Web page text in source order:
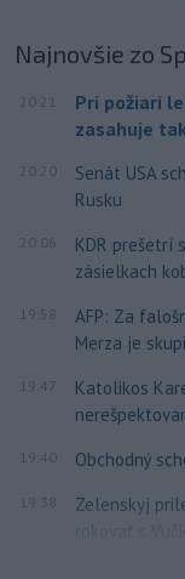
Najnovšie zo
20:21
Pri požiari
zasahuje
20:20
Senát USA
Rusku
20:06
KDR prešetrí
zásielkach
19:58
AFP: Za
Merza je
19:47
Katolikos
19:40 Obchodný
Zelenskyj
rokovať s